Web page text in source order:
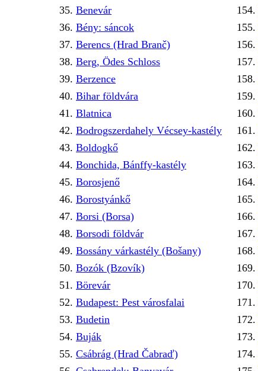
Benevár
Bény: sáncok
Berencs (Hrad Branč)
Berg, Ödes Schloss
Berzence
Bihar földvára
Blatnica
Bodrogszerdahely Vécsey-kastély
Boldogkő
Bonchida, Bánffy-kastély
Borosjenő
Borostyánkő
Borsi (Borsa)
Borsodi földvár
Bossány várkastély (Bošany)
Bozók (Bzovík)
Börevár
Budapest: Pest városfalai
Budetin
Buják
Csábrág (Hrad Čabraď)